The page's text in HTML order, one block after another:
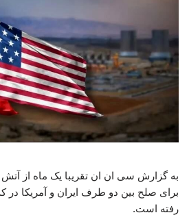
به گزارش سی ان ان تقریبا یک ماه از
برای صلح بین دو طرف ایران و آمریکا
رفته است.